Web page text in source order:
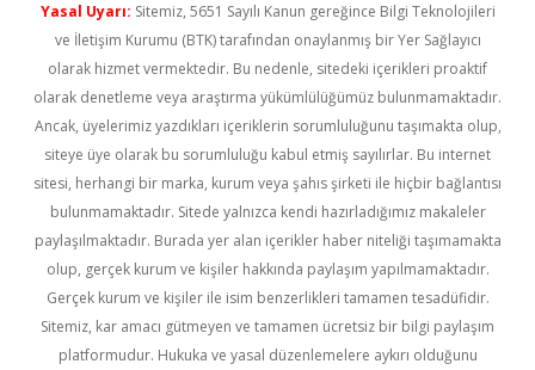
Yasal Uyarı: Sitemiz, 5651 Sayılı Kanun gereğince Bilgi Teknolojileri
ve İletişim Kurumu (BTK) tarafından onaylanmış bir Yer Sağlayıcı
olarak hizmet vermektedir. Bu nedenle, sitedeki içerikleri proaktif
olarak denetleme veya araştırma yükümlülüğümüz bulunmamaktadır.
Ancak, üyelerimiz yazdıkları içeriklerin sorumluluğunu taşımakta olup,
siteye üye olarak bu sorumluluğu kabul etmiş sayılırlar. Bu internet
sitesi, herhangi bir marka, kurum veya şahıs şirketi ile hiçbir bağlantısı
bulunmamaktadır. Sitede yalnızca kendi hazırladığımız makaleler
paylaşılmaktadır. Burada yer alan içerikler haber niteliği taşımamakta
olup, gerçek kurum ve kişiler hakkında paylaşım yapılmamaktadır.
Gerçek kurum ve kişiler ile isim benzerlikleri tamamen tesadüfidir.
Sitemiz, kar amacı gütmeyen ve tamamen ücretsiz bir bilgi paylaşım
platformudur. Hukuka ve yasal düzenlemelere aykırı olduğunu